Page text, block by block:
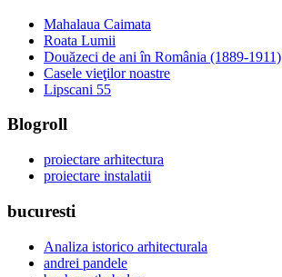
Mahalaua Caimata
Roata Lumii
Douăzeci de ani în România (1889-1911)
Casele vieţilor noastre
Lipscani 55
Blogroll
proiectare arhitectura
proiectare instalatii
bucuresti
Analiza istorico arhitecturala
andrei pandele